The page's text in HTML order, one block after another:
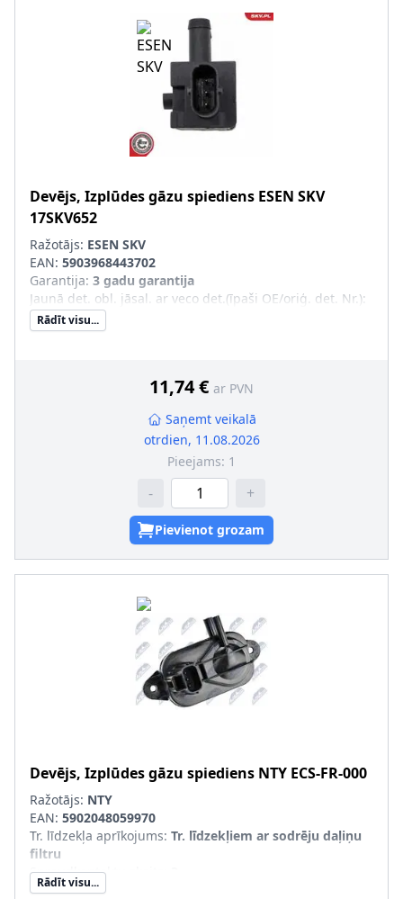
Devējs, Izplūdes gāzu spiediens ESEN SKV
17SKV652
Ražotājs: ESEN SKV
EAN: 5903968443702
Garantija: 3 gadu garantija
Jaunā det. obl. jāsal. ar veco det.(īpaši OE/oriģ. det. Nr.):
Rādīt visu...
11,74 € ar PVN
Saņemt veikalā
otrdien, 11.08.2026
Pieejams: 1
- +
Pievienot grozam
Devējs, Izplūdes gāzu spiediens NTY ECS-FR-000
Ražotājs: NTY
EAN: 5902048059970
Tr. līdzekļa aprīkojums: Tr. līdzekļiem ar sodrēju daļiņu
filtru
Spraudkontaktu skaits
Spraudkontakta korpusa forma
Rādīt visu...